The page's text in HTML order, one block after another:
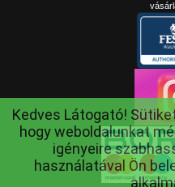
Kedves Látogató!
hogy weboldalunkat
igényeire
használatával Ön